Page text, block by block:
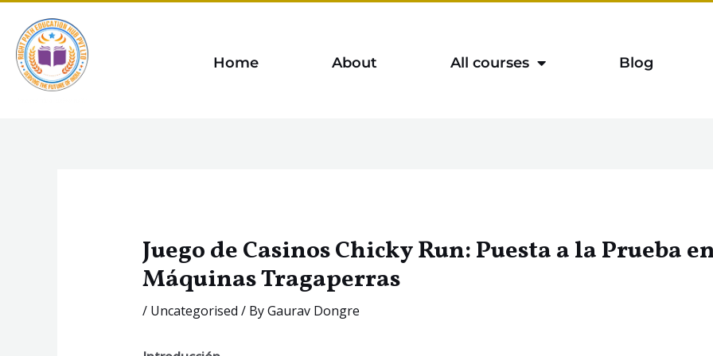
content
Home About All courses Blog
Juego de Casinos Chicky Run: Puesta a la Prueba
Máquinas Tragaperras
/ Uncategorised / ByGaurav Dongre